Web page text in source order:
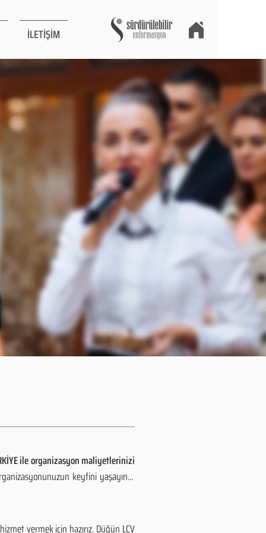
İLETİŞİM
ile organizasyon maliyetlerinizi
keyfini yaşayın...
vermek için hazırız. Düğün LCV